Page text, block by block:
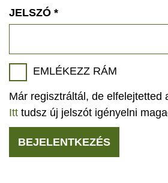
GEOPARKOK
JELSZÓ *
EMLÉKEZZ RÁM
Már regisztráltál, de elfelejtetted
Itt tudsz új jelszót igényelni
BEJELENTKEZÉS